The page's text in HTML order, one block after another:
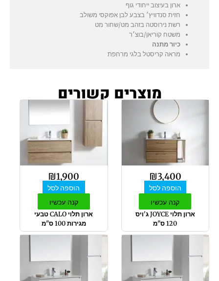
ארון בעיצוב ייחודי גוף
חזית סנדוויץ׳ בצבע לבן אפוקסי משולב
רשת נירוסטה בזהב מט/שחור מט
משטח קוריאן/בוצ׳ר
כיור מתנה
מראה קריסטל בלגי מרחפת
מוצרים קשורים
₪3,400
הוספה לסל
קנה עכשיו
ארון תלוי JOYCE ג'ויס
120 ס"מ
₪1,900
הוספה לסל
קנה עכשיו
ארון תלוי CALO טבעי
מגירות 100 ס"מ